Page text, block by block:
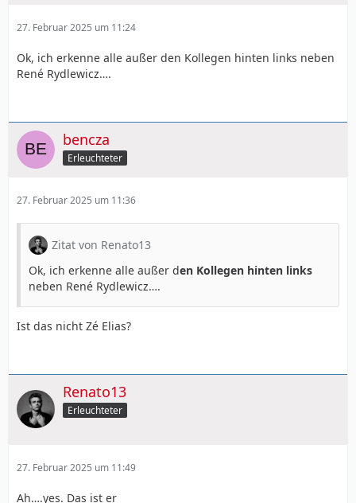
27. Februar 2025 um 11:24
Ok, ich erkenne alle außer den Kollegen hinten links neben
René Rydlewicz….
bencza
Erleuchteter
27. Februar 2025 um 11:36
Zitat von Renato13
Ok, ich erkenne alle außer den Kollegen hinten links
neben René Rydlewicz….
Ist das nicht Zé Elias?
Renato13
Erleuchteter
27. Februar 2025 um 11:49
Ah….yes. Das ist er